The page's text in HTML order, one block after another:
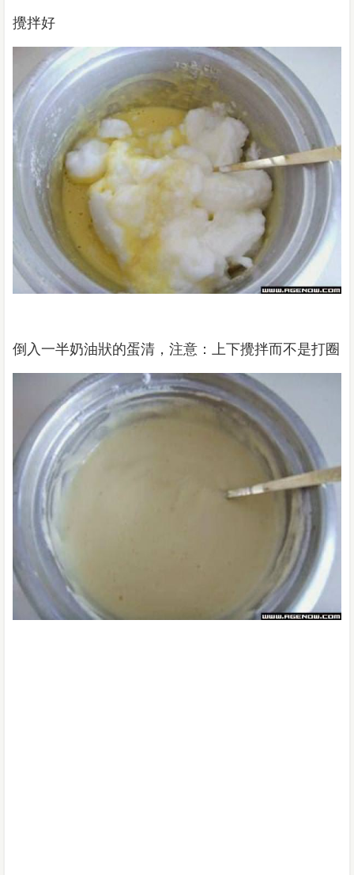
攪拌好
倒入一半奶油狀的蛋清，注意：上下攪拌而不是打圈